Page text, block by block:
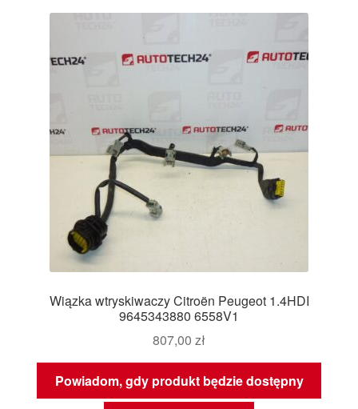
Wiązka wtryskiwaczy Citroën Peugeot 1.4HDI
9645343880 6558V1
807,00 zł
Powiadom, gdy produkt będzie dostępny